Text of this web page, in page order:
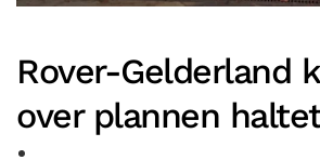
Rover-Gelderland
over plannen